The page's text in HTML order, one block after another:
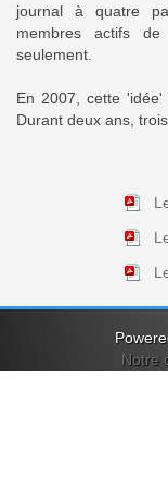
journal à quatre
membres actifs
seulement.
En 2007, cette
Durant deux ans,
Notre